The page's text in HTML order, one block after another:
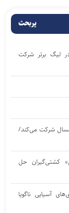
پربحث
لیگ برتر شرکت
امسال شرکت می‌کند/
کشتی‌گیران حل
آسیایی ناگویا